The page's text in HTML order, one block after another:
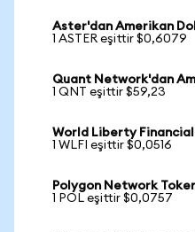
Aster'dan Amerikan
1 ASTER eşittir $0,6079
Quant Network'dan
1 QNT eşittir $59,23
World Liberty
1 WLFI eşittir $0,0516
Polygon Network
1 POL eşittir $0,0757